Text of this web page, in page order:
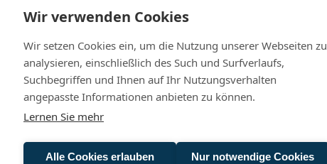
Wir verwenden Cookies
Wir setzen Cookies ein, um die Nutzung unserer Webseiten zu
analysieren, einschließlich des Such und Surfverlaufs,
Suchbegriffen und Ihnen auf Ihr Nutzungsverhalten
angepasste Informationen anbieten zu können.
Lernen Sie mehr
Alle Cookies erlauben Nur notwendige Cookies